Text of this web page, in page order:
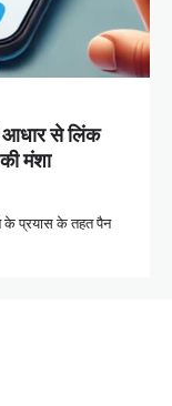
आधार से लिंक
मंशा
के प्रयास के तहत पैन